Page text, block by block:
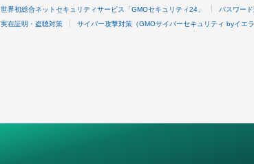
世界初総合ネットセキュリティサービス「GMOセキュリティ24」 パスワー
実在証明・盗聴対策 サイバー攻撃対策（GMOサイバーセキュリティ byイエラ